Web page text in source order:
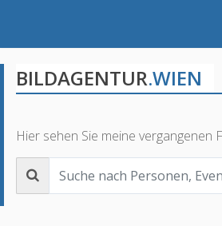
BILDAGENTUR.WIEN
Hier sehen Sie meine vergangenen